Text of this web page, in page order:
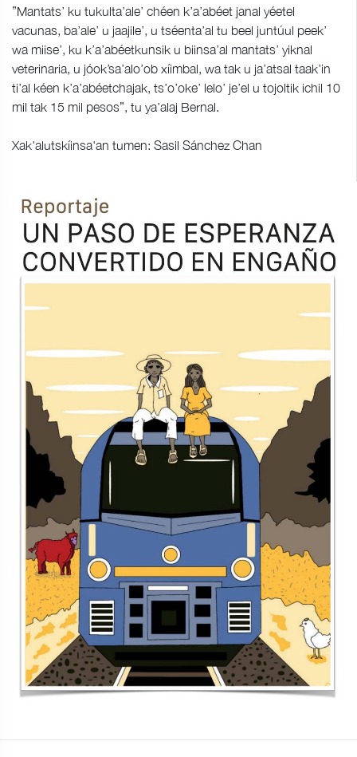
”Mantats’ ku tukulta’ale’ chéen k’a’abéet janal yéetel
vacunas, ba’ale’ u jaajile’, u tséenta’al tu beel juntúul peek’
wa miise’, ku k’a’abéetkunsik u biinsa’al mantats’ yiknal
veterinaria, u jóok’sa’alo’ob xíimbal, wa tak u ja’atsal taak’in
ti’al kéen k’a’abéetchajak, ts’o’oke’ lelo’ je’el u tojoltik ichil 10
mil tak 15 mil pesos”, tu ya’alaj Bernal.
Xak'alutskíinsa'an tumen: Sasil Sánchez Chan